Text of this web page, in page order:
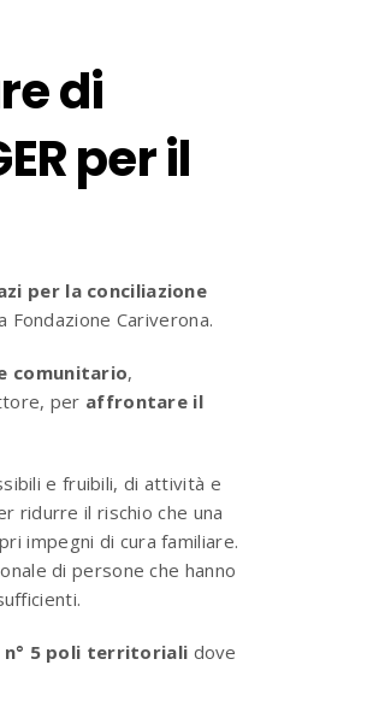
di
per il
per la conciliazione
Fondazione Cariverona.
comunitario,
per affrontare il
e fruibili, di attività e
ridurre il rischio che una
impegni di cura familiare.
di persone che hanno
n° 5 poli territoriali dove